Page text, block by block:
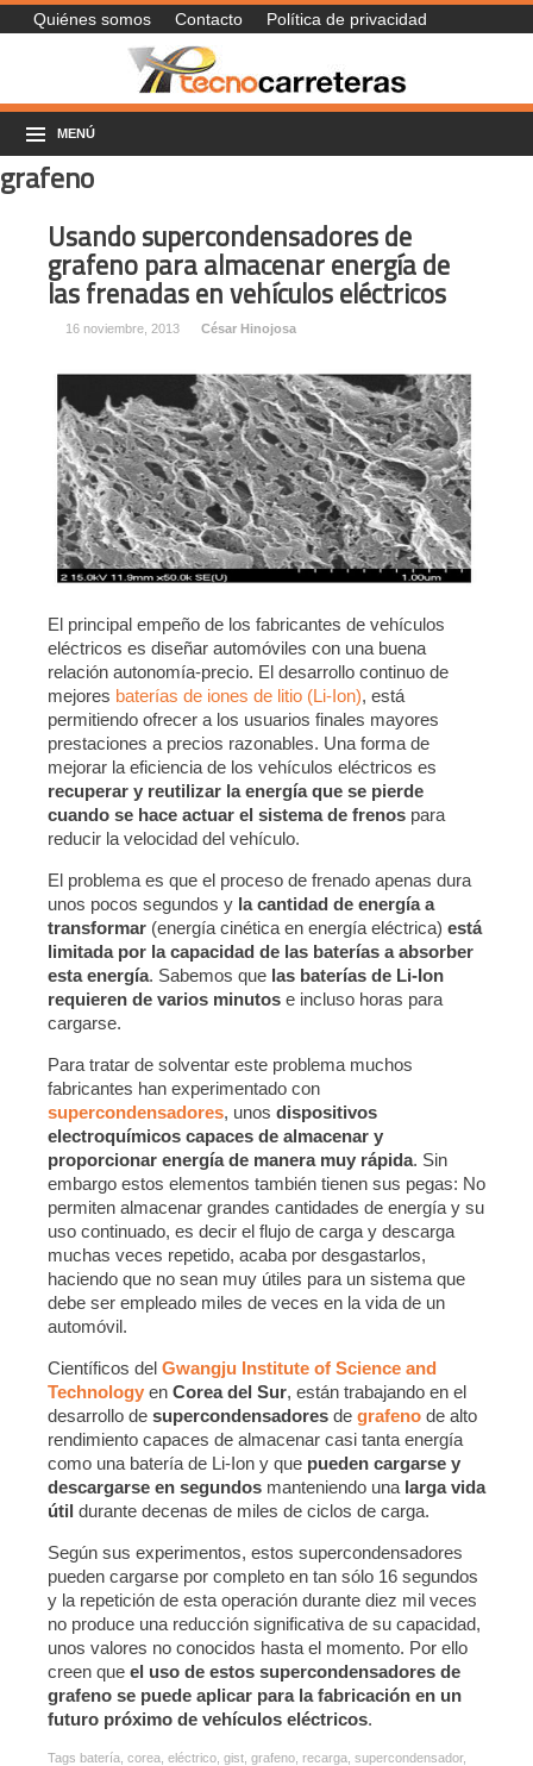
Quiénes somos Contacto Política de privacidad
MENÚ
grafeno
Usando supercondensadores de
grafeno para almacenar energía de
las frenadas en vehículos eléctricos
16 noviembre, 2013 César Hinojosa
El principal empeño de los fabricantes de vehículos
eléctricos es diseñar automóviles con una buena
relación autonomía-precio. El desarrollo continuo de
mejores baterías de iones de litio (Li-Ion), está
permitiendo ofrecer a los usuarios finales mayores
prestaciones a precios razonables. Una forma de
mejorar la eficiencia de los vehículos eléctricos es
recuperar y reutilizar la energía que se pierde
cuando se hace actuar el sistema de frenos para
reducir la velocidad del vehículo.
El problema es que el proceso de frenado apenas dura
unos pocos segundos y la cantidad de energía a
transformar (energía cinética en energía eléctrica) está
limitada por la capacidad de las baterías a absorber
esta energía. Sabemos que las baterías de Li-Ion
requieren de varios minutos e incluso horas para
cargarse.
Para tratar de solventar este problema muchos
fabricantes han experimentado con
supercondensadores, unos dispositivos
electroquímicos capaces de almacenar y
proporcionar energía de manera muy rápida. Sin
embargo estos elementos también tienen sus pegas: No
permiten almacenar grandes cantidades de energía y su
uso continuado, es decir el flujo de carga y descarga
muchas veces repetido, acaba por desgastarlos,
haciendo que no sean muy útiles para un sistema que
debe ser empleado miles de veces en la vida de un
automóvil.
Científicos del Gwangju Institute of Science and
Technology en Corea del Sur, están trabajando en el
desarrollo de supercondensadores de grafeno de alto
rendimiento capaces de almacenar casi tanta energía
como una batería de Li-Ion y que pueden cargarse y
descargarse en segundos manteniendo una larga vida
útil durante decenas de miles de ciclos de carga.
Según sus experimentos, estos supercondensadores
pueden cargarse por completo en tan sólo 16 segundos
y la repetición de esta operación durante diez mil veces
no produce una reducción significativa de su capacidad,
unos valores no conocidos hasta el momento. Por ello
creen que el uso de estos supercondensadores de
grafeno se puede aplicar para la fabricación en un
futuro próximo de vehículos eléctricos.
Tags batería corea eléctrico gist grafeno recarga supercondensador,